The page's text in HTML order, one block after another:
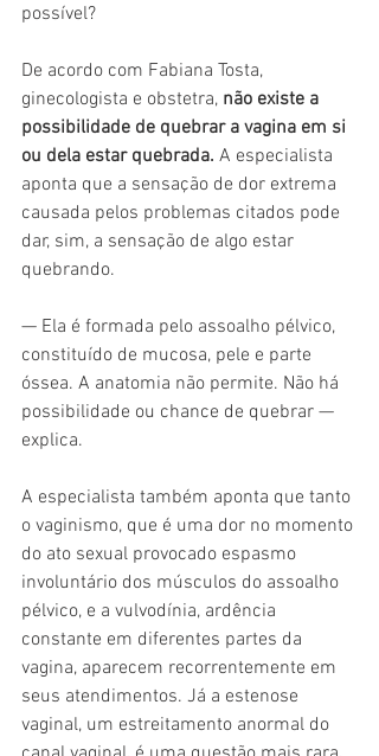
possível?
De acordo com Fabiana Tosta,
ginecologista e obstetra, não existe a
possibilidade de quebrar a vagina em si
ou dela estar quebrada. A especialista
aponta que a sensação de dor extrema
causada pelos problemas citados pode
dar, sim, a sensação de algo estar
quebrando.
— Ela é formada pelo assoalho pélvico,
constituído de mucosa, pele e parte
óssea. A anatomia não permite. Não há
possibilidade ou chance de quebrar —
explica.
A especialista também aponta que tanto
o vaginismo, que é uma dor no momento
do ato sexual provocado espasmo
involuntário dos músculos do assoalho
pélvico, e a vulvodínia, ardência
constante em diferentes partes da
vagina, aparecem recorrentemente em
seus atendimentos. Já a estenose
vaginal, um estreitamento anormal do